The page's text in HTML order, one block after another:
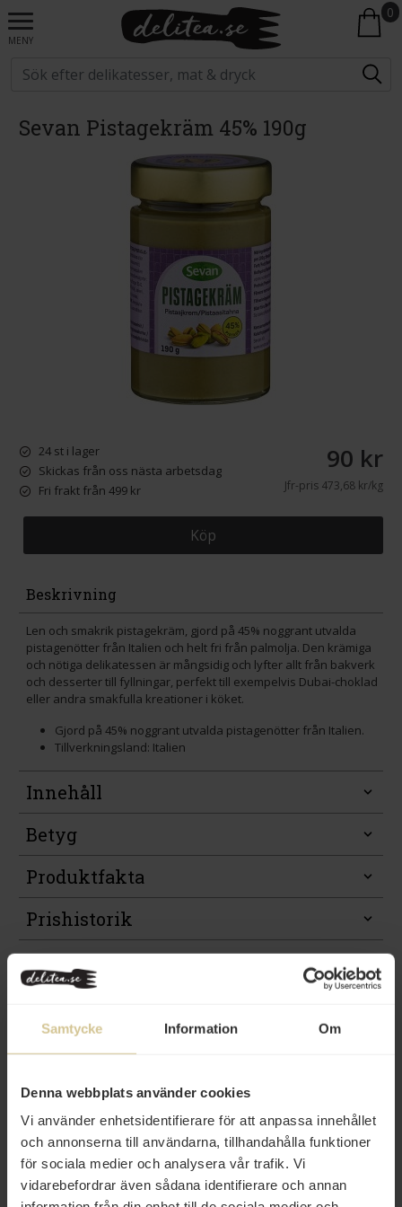
Samtycke Information Om
Denna webbplats använder cookies
Vi använder enhetsidentifierare för att anpassa innehållet
och annonserna till användarna, tillhandahålla funktioner
för sociala medier och analysera vår trafik. Vi
vidarebefordrar även sådana identifierare och annan
MENY
0
Sevan Pistagekräm 45% 190g
24 st i lager
Skickas från oss nästa arbetsdag
Fri frakt från 499 kr
90 kr
Jfr-pris473,68 kr/kg
Köp
Beskrivning
Len och smakrik pistagekräm, gjord på 45% noggrant utvalda
pistagenötter från Italien och helt fri från palmolja. Den krämiga
och nötiga delikatessen är mångsidig och lyfter allt från bakverk
och desserter till fyllningar, perfekt till exempelvis Dubai-choklad
eller andra smakfulla kreationer i köket.
Gjord på 45% noggrant utvalda pistagenötter från Italien.
Tillverkningsland: Italien
Innehåll
Betyg
Produktfakta
Prishistorik
Andra köper även